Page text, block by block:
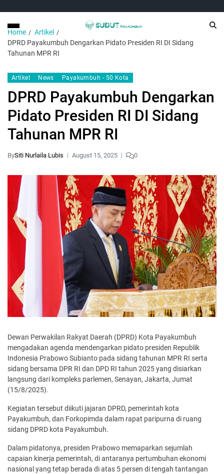
Home
Artikel
DPRD Payakumbuh Dengarkan Pidato Presiden RI DI Sidang
Tahunan MPR RI
Artikel News Payakumbuh - 50 Kota
DPRD Payakumbuh Dengarkan
Pidato Presiden RI DI Sidang
Tahunan MPR RI
BySiti Nurlaila Lubis August 15, 2025 0
Dewan Perwakilan Rakyat Daerah (DPRD) Kota Payakumbuh
mengadakan agenda mendengarkan pidato presiden Republik
Indonesia Prabowo Subianto pada sidang tahunan MPR RI serta
sidang bersama DPR RI dan DPD RI tahun 2025 yang disiarkan
langsung dari kompleks parlemen, Senayan, Jakarta, Jumat
(15/8/2025).
Kegiatan tersebut diikuti jajaran DPRD, pemerintah kota
Payakumbuh, dan Forkopimda dalam rapat paripurna di ruang
sidang DPRD kota Payakumbuh.
Dalam pidatonya, presiden Prabowo memaparkan sejumlah
capaian kinerja pemerintah, di antaranya pertumbuhan ekonomi
nasional yang tetap berada di atas 5 persen di tengah tantangan